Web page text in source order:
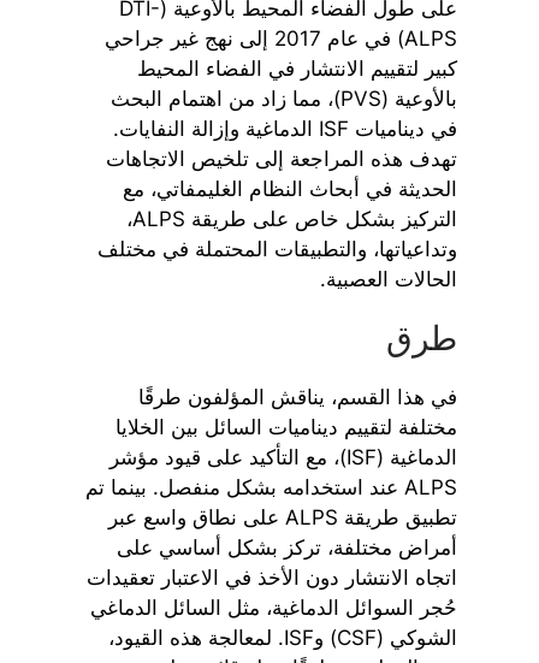
على طول الفضاء المحيط بالأوعية (DTI-
ALPS) في عام 2017 إلى نهج غير جراحي
كبير لتقييم الانتشار في الفضاء المحيط
بالأوعية (PVS)، مما زاد من اهتمام البحث
في ديناميات ISF الدماغية وإزالة النفايات.
تهدف هذه المراجعة إلى تلخيص الاتجاهات
الحديثة في أبحاث النظام الغليمفاتي، مع
التركيز بشكل خاص على طريقة ALPS،
وتداعياتها، والتطبيقات المحتملة في مختلف
الحالات العصبية.
طرق
في هذا القسم، يناقش المؤلفون طرقًا
مختلفة لتقييم ديناميات السائل بين الخلايا
الدماغية (ISF)، مع التأكيد على قيود مؤشر
ALPS عند استخدامه بشكل منفصل. بينما تم
تطبيق طريقة ALPS على نطاق واسع عبر
أمراض مختلفة، تركز بشكل أساسي على
اتجاه الانتشار دون الأخذ في الاعتبار تعقيدات
حُجر السوائل الدماغية، مثل السائل الدماغي
الشوكي (CSF) وISF. لمعالجة هذه القيود،